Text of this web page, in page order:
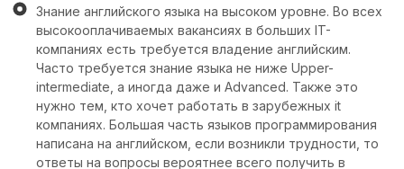
Знание английского языка на высоком уровне. Во всех
высокооплачиваемых вакансиях в больших IT-
компаниях есть требуется владение английским.
Часто требуется знание языка не ниже Upper-
intermediate, а иногда даже и Advanced. Также это
нужно тем, кто хочет работать в зарубежных it
компаниях. Большая часть языков программирования
написана на английском, если возникли трудности, то
ответы на вопросы вероятнее всего получить в